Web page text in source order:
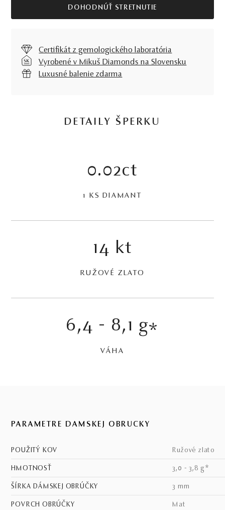
DOHODNÚŤ STRETNUTIE
Certifikát z gemologického laboratória
Vyrobené v Mikuš Diamonds na Slovensku
Luxusné balenie zdarma
DETAILY ŠPERKU
0.02ct
1 KS DIAMANT
14 kt
RUŽOVÉ ZLATO
6,4 - 8,1 g*
VÁHA
PARAMETRE DÁMSKEJ OBRÚČKY
POUŽITÝ KOV ružové zlato
HMOTNOSŤ 3,0 - 3,8 g*
ŠÍRKA DÁMSKEJ OBRÚČKY 3 mm
POVRCH OBRÚČKY mat